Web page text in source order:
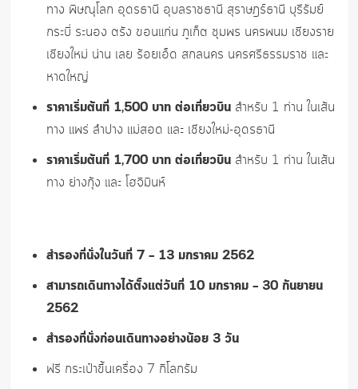
ทาง พิษณุโลก อุดรธานี อุบลราชธานี สุราษฎร์ธานี บุรีรัมย์
กระบี่ ระนอง ตรัง ขอนแก่น ภูเก็ต ชุมพร นครพนม เชียงราย
เชียงใหม่ น่าน เลย ร้อยเอ็ด สกลนคร นครศรีธรรมราช และ
หาดใหญ่
ราคาเริ่มต้นที่ 1,500 บาท ต่อเที่ยวบิน สำหรับ 1 ท่าน ในเส้น
ทาง แพร่ ลำปาง แม่สอด และ เชียงใหม่-อุดรธานี
ราคาเริ่มต้นที่ 1,700 บาท ต่อเที่ยวบิน สำหรับ 1 ท่าน ในเส้น
ทาง ย่างกุ้ง และ โฮจิมินห์
สำรองที่นั่งในวันที่ 7 – 13 มกราคม 2562
สามารถเดินทางได้ตั้งแต่วันที่ 10 มกราคม – 30 กันยายน
2562
สำรองที่นั่งก่อนเดินทางอย่างน้อย 3 วัน
ฟรี กระเป๋าขึ้นเครื่อง 7 กิโลกรัม